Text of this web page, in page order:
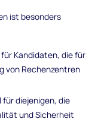
ist besonders
Kandidaten, die für
von Rechenzentren
für diejenigen, die
und Sicherheit